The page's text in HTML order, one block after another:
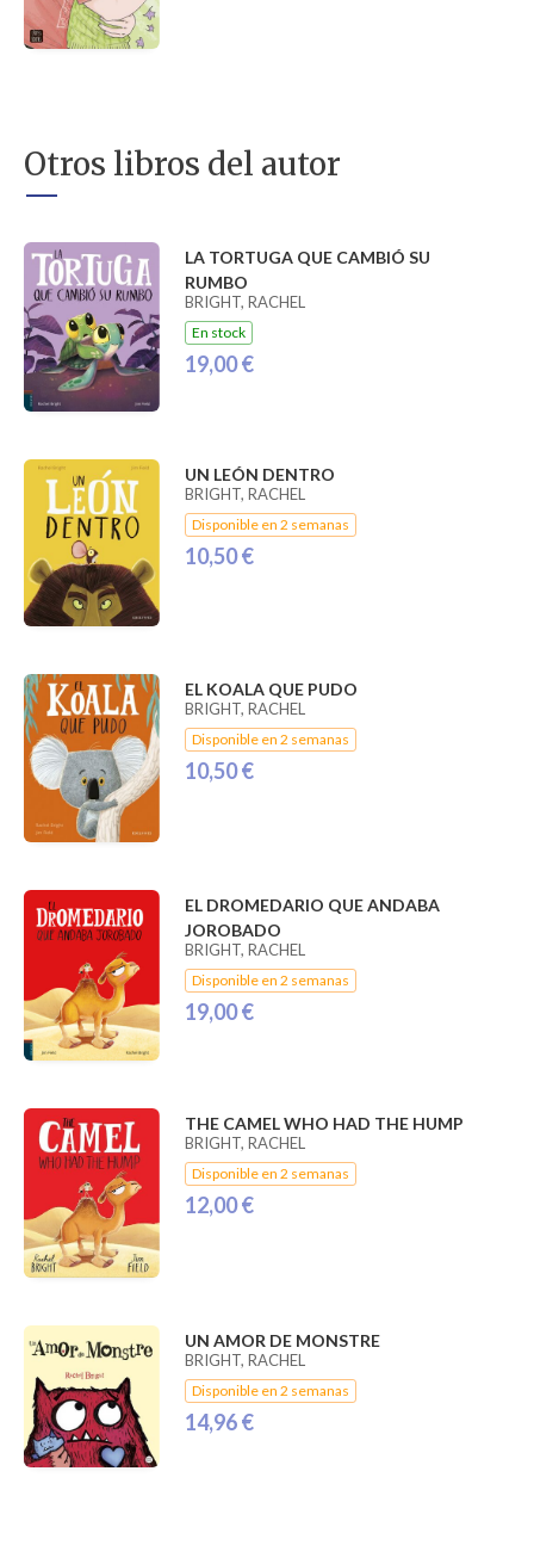
Otros libros del autor
LA TORTUGA QUE CAMBIÓ SU
RUMBO
BRIGHT, RACHEL
En stock
19,00 €
UN LEÓN DENTRO
BRIGHT, RACHEL
Disponible en 2 semanas
10,50 €
EL KOALA QUE PUDO
BRIGHT, RACHEL
Disponible en 2 semanas
10,50 €
EL DROMEDARIO QUE ANDABA
JOROBADO
BRIGHT, RACHEL
Disponible en 2 semanas
19,00 €
THE CAMEL WHO HAD THE HUMP
BRIGHT, RACHEL
Disponible en 2 semanas
12,00 €
UN AMOR DE MONSTRE
BRIGHT, RACHEL
Disponible en 2 semanas
14,96 €